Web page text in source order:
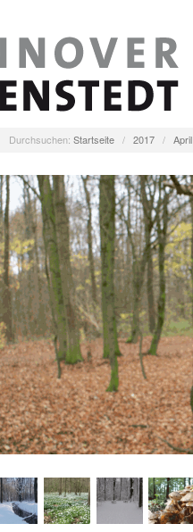
Durchsuchen: Startseite / 2017 / April